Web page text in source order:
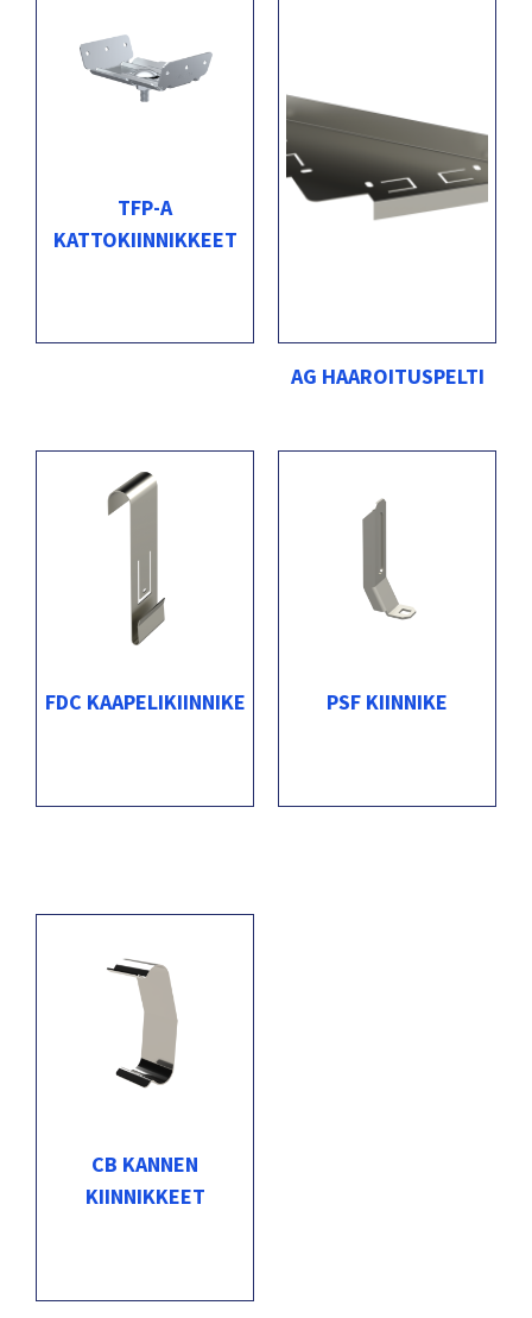
TFP-A
KATTOKIINNIKKEET
AG HAAROITUSPELTI
FDC KAAPELIKIINNIKE PSF KIINNIKE
CB KANNEN
KIINNIKKEET